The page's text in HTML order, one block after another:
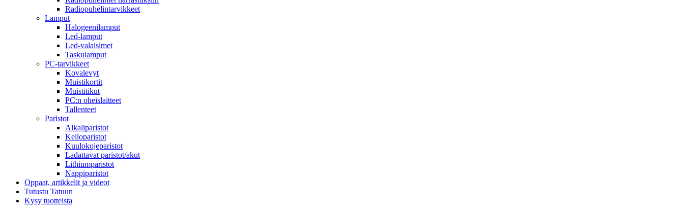
Radiopuhelintarvikkeet
Lamput
Halogeenilamput
Led-lamput
Led-valaisimet
Taskulamput
PC-tarvikkeet
Kovalevyt
Muistikortit
Muistitikut
PC:n oheislaitteet
Tallenteet
Paristot
Alkaliparistot
Kelloparistot
Kuulokojeparistot
Ladattavat paristot/akut
Lithiumparistot
Nappiparistot
Oppaat, artikkelit ja videot
Tutustu Tatuun
Kysy tuotteista